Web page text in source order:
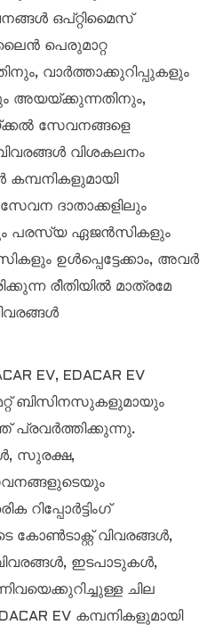
ഒപ്റ്റിമൈസ്
പെരുമാറ്റ
വാർത്താക്കുറിപ്പുകളും
അയയ്ക്കുന്നതിനും,
സേവനങ്ങളെ
വിശകലനം
സേവന ദാതാക്കളിലും
പരസ്യ ഏജൻസികളും
ഉൾപ്പെട്ടേക്കാം, അവർ
രീതിയിൽ മാത്രമേ
EV, EDACAR EV
ബിസിനസുകളുമായും
പ്രവർത്തിക്കുന്നു.
സുരക്ഷ,
റിപ്പോർട്ടിംഗ്
കോൺടാക്റ്റ് വിവരങ്ങൾ,
ഇടപാടുകൾ,
ചില
EV കമ്പനികളുമായി